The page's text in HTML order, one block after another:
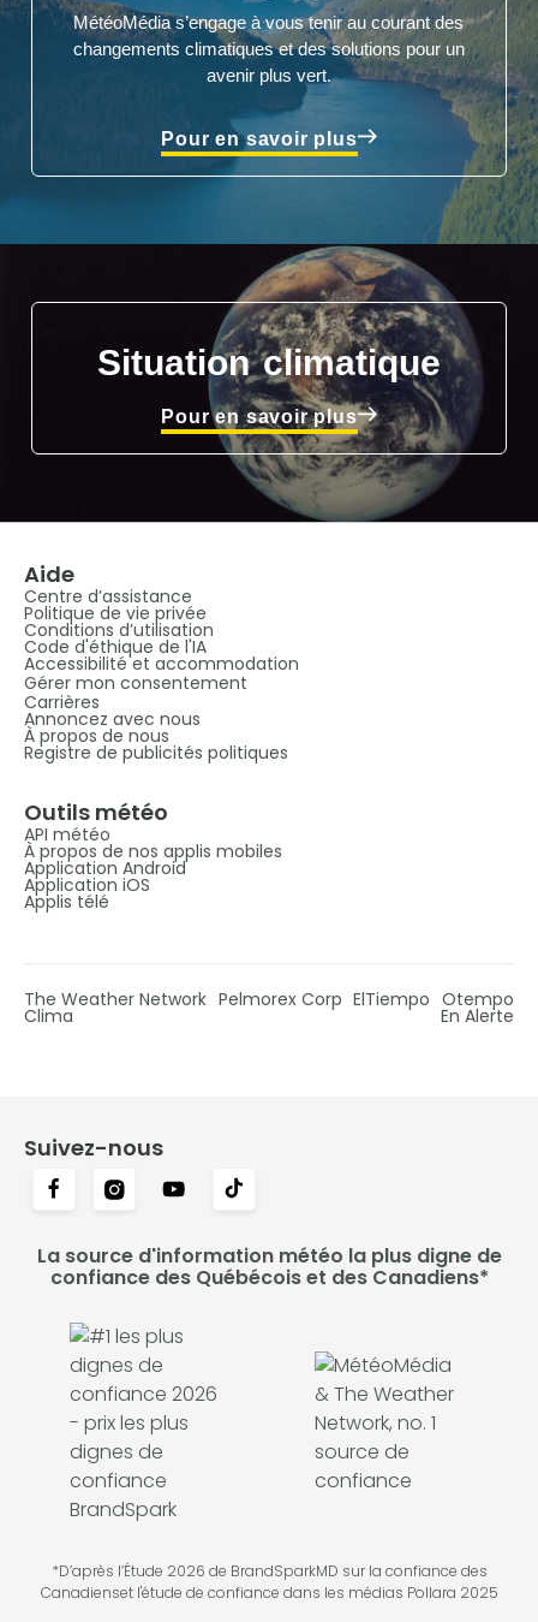
MétéoMédia s’engage à vous tenir au courant des
changements climatiques et des solutions pour un
avenir plus vert.
Pour en savoir plus
Situation climatique
Pour en savoir plus
Aide
Centre d’assistance
Politique de vie privée
Conditions d’utilisation
Code d'éthique de l'IA
Accessibilité et accommodation
Gérer mon consentement
Carrières
Annoncez avec nous
À propos de nous
Registre de publicités politiques
Outils météo
API météo
À propos de nos applis mobiles
Application Android
Application iOS
Applis télé
The Weather Network Pelmorex Corp ElTiempo Otempo
Clima En Alerte
Suivez-nous
La source d'information météo la plus digne de
confiance des Québécois et des Canadiens*
*D’après l’Étude 2026 de BrandSparkMD sur la confiance des
Canadienset l'étude de confiance dans les médias Pollara 2025